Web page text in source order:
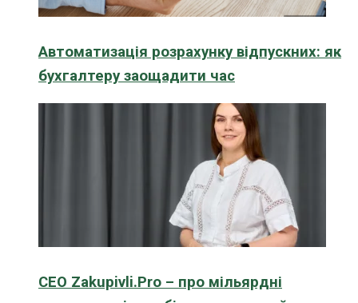
Автоматизація розрахунку відпускних: як
бухгалтеру заощадити час
CEO Zakupivli.Pro – про мільярдні